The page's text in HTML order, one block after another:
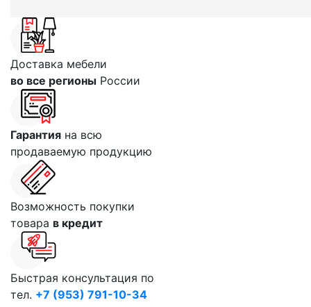
Доставка мебели
во все регионы России
Гарантия на всю
продаваемую продукцию
Возможность покупки
товара в кредит
Быстрая консультация по
тел. +7 (953) 791-10-34